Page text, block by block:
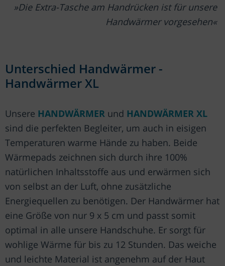
Die Extra-Tasche am Handrücken ist für unsere
Handwärmer vorgesehen
Unterschied Handwärmer -
Handwärmer XL
Unsere HANDWÄRMER und HANDWÄRMER XL
sind die perfekten Begleiter, um auch in eisigen
Temperaturen warme Hände zu haben. Beide
Wärmepads zeichnen sich durch ihre 100%
natürlichen Inhaltsstoffe aus und erwärmen sich
von selbst an der Luft, ohne zusätzliche
Energiequellen zu benötigen. Der Handwärmer hat
eine Größe von nur 9 x 5 cm und passt somit
optimal in alle unsere Handschuhe. Er sorgt für
wohlige Wärme für bis zu 12 Stunden. Das weiche
und leichte Material ist angenehm auf der Haut